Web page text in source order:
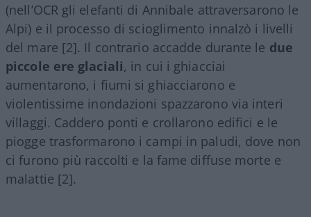
(nell’OCR gli elefanti di Annibale attraversarono le
Alpi) e il processo di scioglimento innalzò i livelli
del mare [2]. Il contrario accadde durante le due
piccole ere glaciali, in cui i ghiacciai
aumentarono, i fiumi si ghiacciarono e
violentissime inondazioni spazzarono via interi
villaggi. Caddero ponti e crollarono edifici e le
piogge trasformarono i campi in paludi, dove non
ci furono più raccolti e la fame diffuse morte e
malattie [2].